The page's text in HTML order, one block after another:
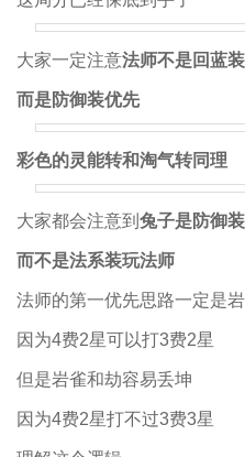
大家一定注意法师不是回蓝
而是防御装优先
彩色的灵能转和淘气转同理
大家都会注意到 兔子是防御
而不是法系装玩法师
法师的第一优先思路一定是
因为4费2星可以打3费2星
但是岩雀和劫容易丢坤
因为4费2星打不过3费3星